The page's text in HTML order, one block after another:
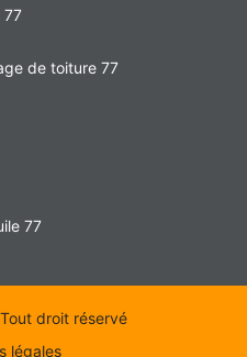
77
de toiture 77
77
droit réservé
légales